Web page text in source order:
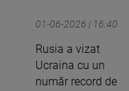
01-06-2026 | 16:40
Rusia a vizat
Ucraina cu un
număr record de